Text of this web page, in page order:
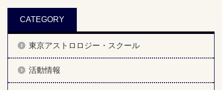
CATEGORY
東京アストロロジー・スクール
活動情報